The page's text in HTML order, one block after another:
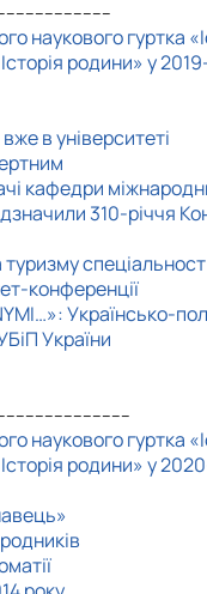
наукового гуртка
родини» у
в університеті
кафедри
310-річчя
конференції
Українсько-пол
України
наукового гуртка
родини» у